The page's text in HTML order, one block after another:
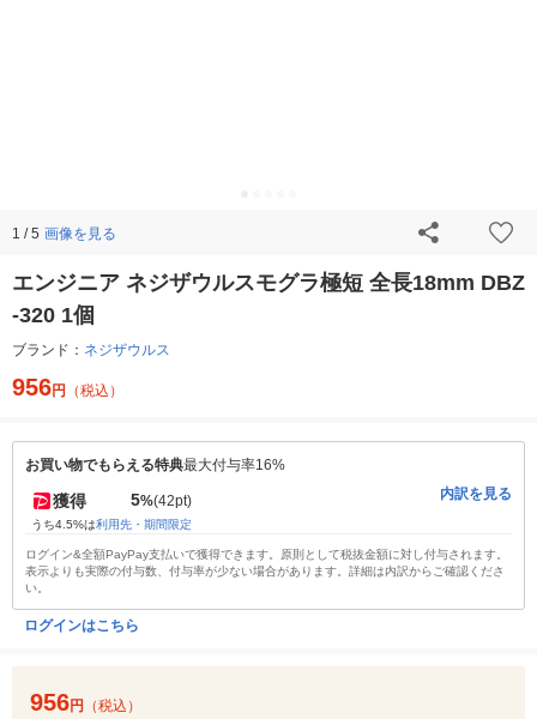
1 / 5 画像を見る
エンジニア ネジザウルスモグラ極短 全長18mm DBZ
-320 1個
ブランド： ネジザウルス
956円 （税込）
お買い物でもらえる特典最大付与率16%
獲得 5%(42pt)
うち4.5%は利用先・期間限定
内訳を見る
ログイン&全額PayPay支払いで獲得できます。原則として税抜金額に対し付与されます。
表示よりも実際の付与数、付与率が少ない場合があります。詳細は内訳からご確認くださ
い。
ログインはこちら
956円 （税込）